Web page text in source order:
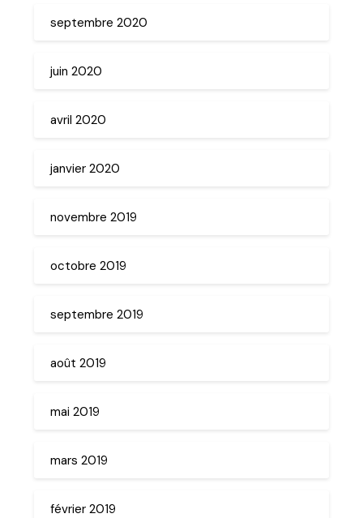
septembre 2020
juin 2020
avril 2020
janvier 2020
novembre 2019
octobre 2019
septembre 2019
août 2019
mai 2019
mars 2019
février 2019